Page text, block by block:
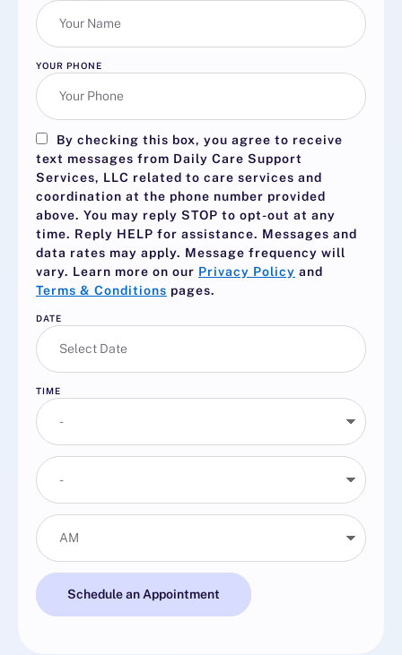
YOUR PHONE
By checking this box, you agree to receive
text messages from Daily Care Support
Services, LLC related to care services and
coordination at the phone number provided
above. You may reply STOP to opt-out at any
time. Reply HELP for assistance. Messages and
data rates may apply. Message frequency will
vary. Learn more on our Privacy Policy and
Terms & Conditions pages.
DATE
TIME
Schedule an Appointment